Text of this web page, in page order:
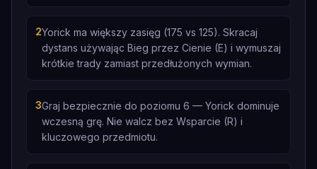
2Yorick ma większy zasięg (175 vs 125). Skracaj
dystans używając Bieg przez Cienie (E) i wymuszaj
krótkie trady zamiast przedłużonych wymian.
3Graj bezpiecznie do poziomu 6 — Yorick dominuje
wczesną grę. Nie walcz bez Wsparcie (R) i
kluczowego przedmiotu.